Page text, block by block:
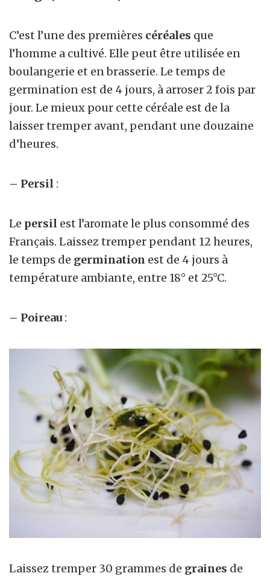
C’est l’une des premières céréales que
l’homme a cultivé. Elle peut être utilisée en
boulangerie et en brasserie. Le temps de
germination est de 4 jours, à arroser 2 fois par
jour. Le mieux pour cette céréale est de la
laisser tremper avant, pendant une douzaine
d’heures.
– Persil :
Le persil est l’aromate le plus consommé des
Français. Laissez tremper pendant 12 heures,
le temps de germination est de 4 jours à
température ambiante, entre 18° et 25°C.
– Poireau :
Laissez tremper 30 grammes de graines de